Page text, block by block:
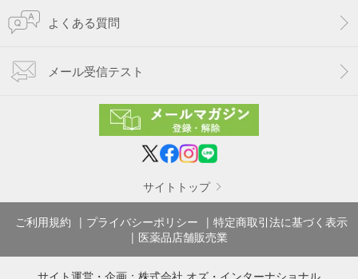
よくある質問
メール受信テスト
サイトトップ
ご利用規約 プライバシーポリシー
特定商取引法に基づく表示
医薬品店舗販売業
サイト運営・企画： 株式会社 オズ・インターナショナル